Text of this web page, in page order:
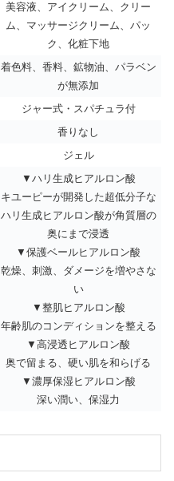
美容液、アイクリーム、クリー
ム、マッサージクリーム、パッ
ク、化粧下地
着色料、香料、鉱物油、パラベン
が無添加
ジャー式・スパチュラ付
香りなし
ジェル
▼ハリ生成ヒアルロン酸
キユーピーが開発した超低分子な
ハリ生成ヒアルロン酸が角質層の
奥にまで浸透
▼保護ベールヒアルロン酸
乾燥、刺激、ダメージを増やさな
い
▼整肌ヒアルロン酸
年齢肌のコンディションを整える
▼高浸透ヒアルロン酸
奥で留まる、硬い肌を和らげる
▼濃厚保湿ヒアルロン酸
深い潤い、保湿力